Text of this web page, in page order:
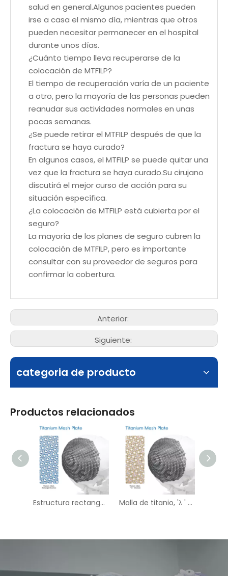
salud en general.Algunos pacientes pueden
irse a casa el mismo día, mientras que otros
pueden necesitar permanecer en el hospital
durante unos días.
¿Cuánto tiempo lleva recuperarse de la
colocación de MTFILP?
El tiempo de recuperación varía de un paciente
a otro, pero la mayoría de las personas pueden
reanudar sus actividades normales en unas
pocas semanas.
¿Se puede retirar el MTFILP después de que la
fractura se haya curado?
En algunos casos, el MTFILP se puede quitar una
vez que la fractura se haya curado.Su cirujano
discutirá el mejor curso de acción para su
situación específica.
¿La colocación de MTFILP está cubierta por el
seguro?
La mayoría de los planes de seguro cubren la
colocación de MTFILP, pero es importante
consultar con su proveedor de seguros para
confirmar la cobertura.
Anterior:
Siguiente:
categoria de producto
Productos relacionados
Estructura rectangular de malla de titanio Malla de titanio, 'λ ' estructura